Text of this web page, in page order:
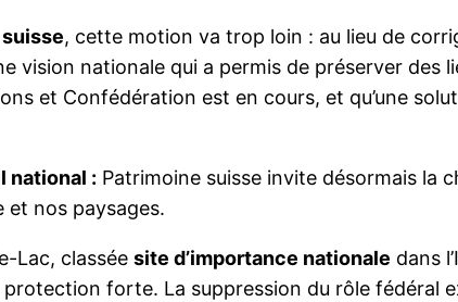
, cette motion va trop loin : au lieu de
vision nationale qui a permis de préserver des
et Confédération est en cours, et qu’une
national : Patrimoine suisse invite désormais la
et nos paysages.
Lac, classée site d’importance nationale dans
protection forte. La suppression du rôle